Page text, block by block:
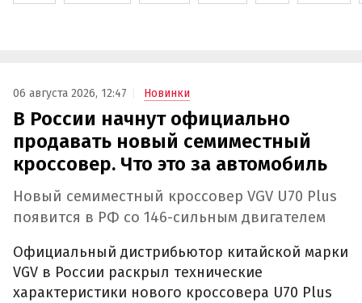
06 августа 2026, 12:47 Новинки
В России начнут официально
продавать новый семиместный
кроссовер. Что это за автомобиль
Новый семиместный кроссовер VGV U70 Plus
появится в РФ со 146-сильным двигателем
Официальный дистрибьютор китайской марки
VGV в России раскрыл технические
характеристики нового кроссовера U70 Plus